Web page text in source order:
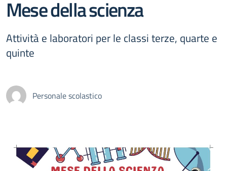
Mese della scienza
Attività e laboratori per le classi terze, quarte e
quinte
Personale scolastico